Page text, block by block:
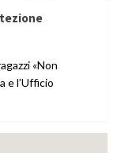
«Non
e l’Ufficio